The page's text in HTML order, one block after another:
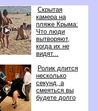
Скрытая
камера на
пляже Крыма:
Что люди
ытворяют,
когда их не
идят...
Ролик длится
несколько
секунд, а
смеяться вы
удете долго